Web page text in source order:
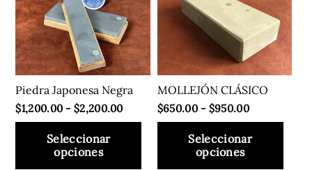
Piedra Japonesa Negra
$1,200.00 - $2,200.00Rango
de
Seleccionar
opciones
MOLLEJÓN CLÁSICO
$650.00 - $950.00Rango
de
precios:
Seleccionar
opciones